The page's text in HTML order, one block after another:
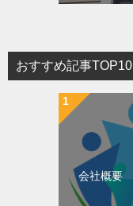
おすすめ記事TOP10
会社概要